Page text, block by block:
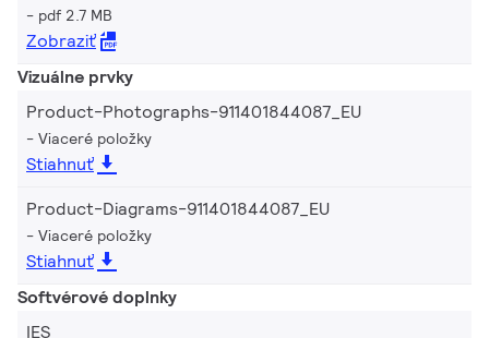
pdf 2.7 MB
Zobraziť
Vizuálne prvky
Product-Photographs-911401844087_EU
Viaceré položky
Stiahnuť
Product-Diagrams-911401844087_EU
Viaceré položky
Stiahnuť
Softvérové doplnky
IES